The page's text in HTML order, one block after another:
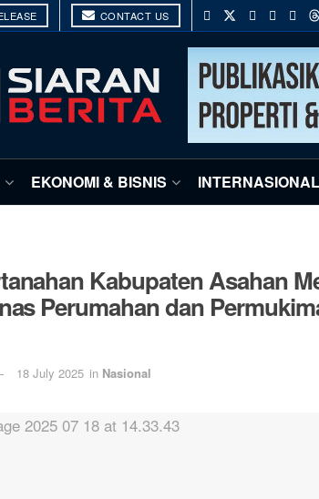
CONTACT US
EKONOMI & BISNIS INTERNASIONAL
Kabupaten Asahan
Perumahan dan
18 July 2025 in Nasional